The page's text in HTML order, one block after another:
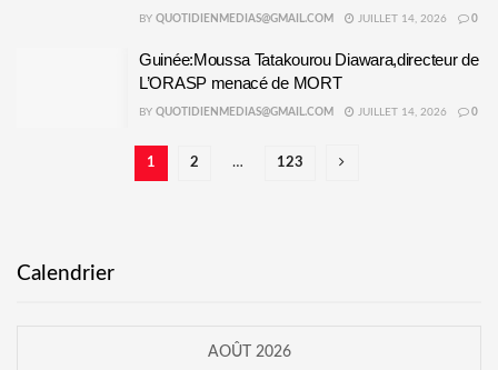
BY QUOTIDIENMEDIAS@GMAIL.COM JUILLET 14, 2026 0
Guinée:Moussa Tatakourou Diawara,directeur de
L’ORASP menacé de MORT
BY QUOTIDIENMEDIAS@GMAIL.COM JUILLET 14, 2026 0
1 2 … 123
Calendrier
AOÛT 2026